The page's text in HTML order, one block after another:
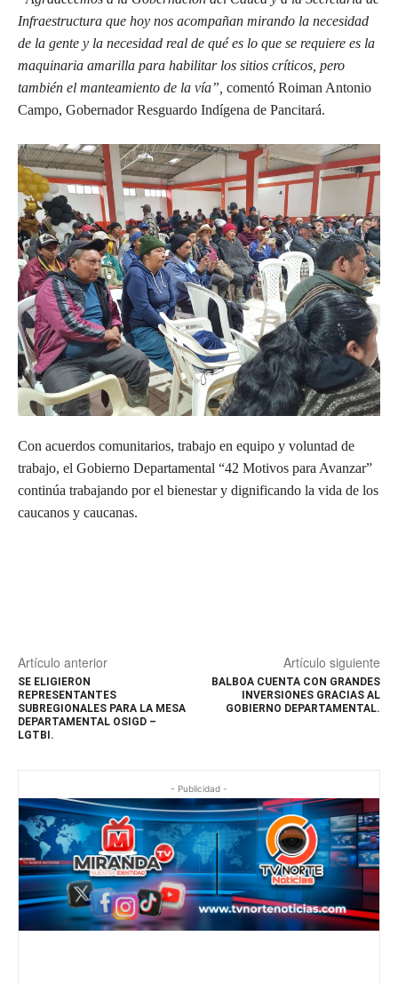
Infraestructura que hoy nos acompañan mirando la necesidad
de la gente y la necesidad real de qué es lo que se requiere es la
maquinaria amarilla para habilitar los sitios críticos, pero
también el manteamiento de la vía”, comentó Roiman Antonio
Campo, Gobernador Resguardo Indígena de Pancitará.
Con acuerdos comunitarios, trabajo en equipo y voluntad de
trabajo, el Gobierno Departamental “42 Motivos para Avanzar”
continúa trabajando por el bienestar y dignificando la vida de los
caucanos y caucanas.
Artículo anterior
SE ELIGIERON
REPRESENTANTES
SUBREGIONALES PARA LA MESA
DEPARTAMENTAL OSIGD –
LGTBI.
Artículo siguiente
BALBOA CUENTA CON GRANDES
INVERSIONES GRACIAS AL
GOBIERNO DEPARTAMENTAL.
- Publicidad -